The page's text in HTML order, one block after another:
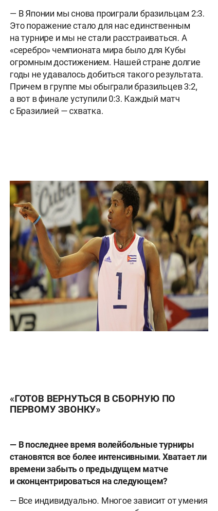
— В Японии мы снова проиграли бразильцам 2:3.
Это поражение стало для нас единственным
на турнире и мы не стали расстраиваться. А
«серебро» чемпионата мира было для Кубы
огромным достижением. Нашей стране долгие
годы не удавалось добиться такого результата.
Причем в группе мы обыграли бразильцев 3:2,
а вот в финале уступили 0:3. Каждый матч
с Бразилией — схватка.
«ГОТОВ ВЕРНУТЬСЯ В СБОРНУЮ ПО
ПЕРВОМУ ЗВОНКУ»
— В последнее время волейбольные турниры
становятся все более интенсивными. Хватает ли
времени забыть о предыдущем матче
и сконцентрироваться на следующем?
— Все индивидуально. Многое зависит от умения